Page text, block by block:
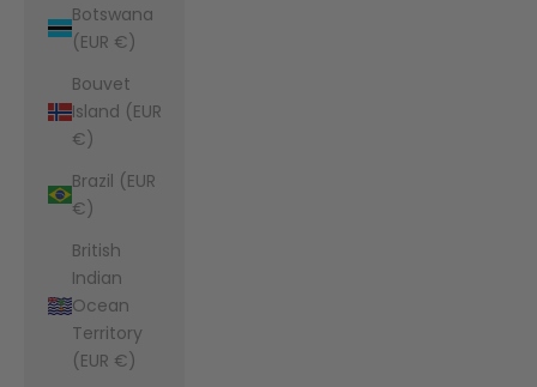
Botswana
(EUR €)
Bouvet
Island (EUR
€)
Brazil (EUR
€)
British
Indian
Ocean
Territory
(EUR €)